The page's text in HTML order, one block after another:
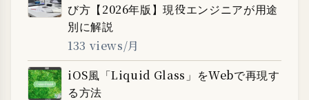
び方【2026年版】現役エンジニアが用途
別に解説
133 views/月
iOS風「Liquid Glass」をWebで再現す
る方法